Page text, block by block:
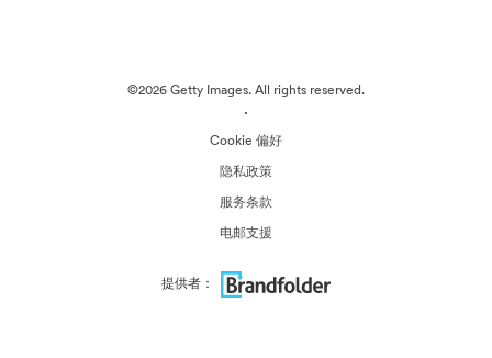
©2026 Getty Images. All rights reserved.
·
Cookie 偏好
隐私政策
服务条款
电邮支援
提供者：